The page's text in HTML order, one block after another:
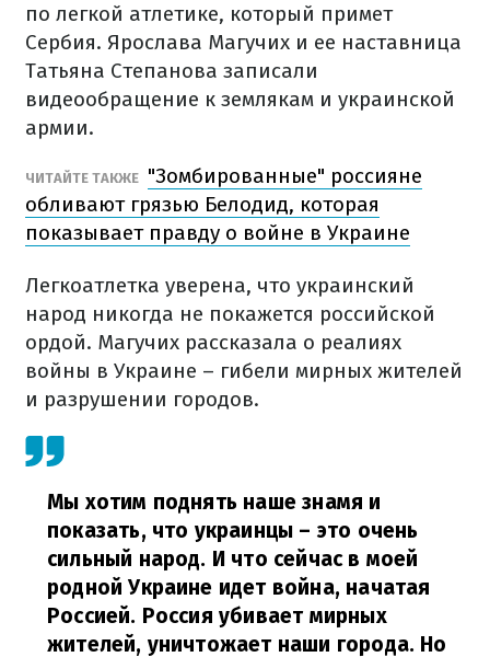
по легкой атлетике, который примет
Сербия. Ярослава Магучих и ее наставница
Татьяна Степанова записали
видеообращение к землякам и украинской
армии.
ЧИТАЙТЕ ТАКЖЕ "Зомбированные" россияне
обливают грязью Белодид, которая
показывает правду о войне в Украине
Легкоатлетка уверена, что украинский
народ никогда не покажется российской
ордой. Магучих рассказала о реалиях
войны в Украине – гибели мирных жителей
и разрушении городов.
Мы хотим поднять наше знамя и
показать, что украинцы – это очень
сильный народ. И что сейчас в моей
родной Украине идет война, начатая
Россией. Россия убивает мирных
жителей, уничтожает наши города. Но